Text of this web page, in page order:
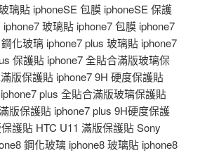
璃貼 iphoneSE 包膜 iphoneSE 保護
玻璃貼 iphone7 包膜 iphone7
化玻璃 iphone7 plus 玻璃貼 iphone7
保護貼 iphone7 全貼合滿版玻璃保
版保護貼 iphone7 9H 硬度保護貼
plus 全貼合滿版玻璃保護貼
版保護貼 iphone7 plus 9H硬度保護
護貼 HTC U11 滿版保護貼 Sony
鋼化玻璃 iphone8 玻璃貼 iphone8